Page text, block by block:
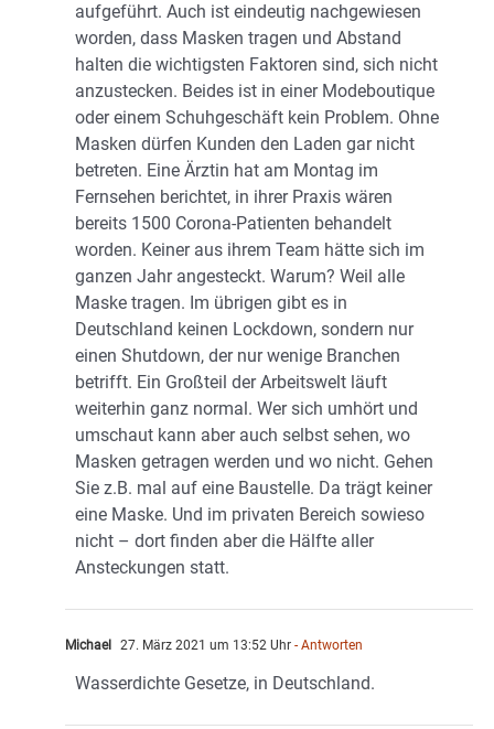
aufgeführt. Auch ist eindeutig nachgewiesen
worden, dass Masken tragen und Abstand
halten die wichtigsten Faktoren sind, sich nicht
anzustecken. Beides ist in einer Modeboutique
oder einem Schuhgeschäft kein Problem. Ohne
Masken dürfen Kunden den Laden gar nicht
betreten. Eine Ärztin hat am Montag im
Fernsehen berichtet, in ihrer Praxis wären
bereits 1500 Corona-Patienten behandelt
worden. Keiner aus ihrem Team hätte sich im
ganzen Jahr angesteckt. Warum? Weil alle
Maske tragen. Im übrigen gibt es in
Deutschland keinen Lockdown, sondern nur
einen Shutdown, der nur wenige Branchen
betrifft. Ein Großteil der Arbeitswelt läuft
weiterhin ganz normal. Wer sich umhört und
umschaut kann aber auch selbst sehen, wo
Masken getragen werden und wo nicht. Gehen
Sie z.B. mal auf eine Baustelle. Da trägt keiner
eine Maske. Und im privaten Bereich sowieso
nicht – dort finden aber die Hälfte aller
Ansteckungen statt.
Michael 27. März 2021 um 13:52 Uhr - Antworten
Wasserdichte Gesetze, in Deutschland.